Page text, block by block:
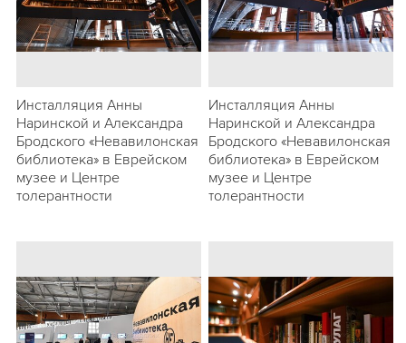
Инсталляция Анны
Наринской и Александра
Бродского «Невавилонская
библиотека» в Еврейском
музее и Центре
толерантности
Инсталляция Анны
Наринской и Александра
Бродского «Невавилонская
библиотека» в Еврейском
музее и Центре
толерантности